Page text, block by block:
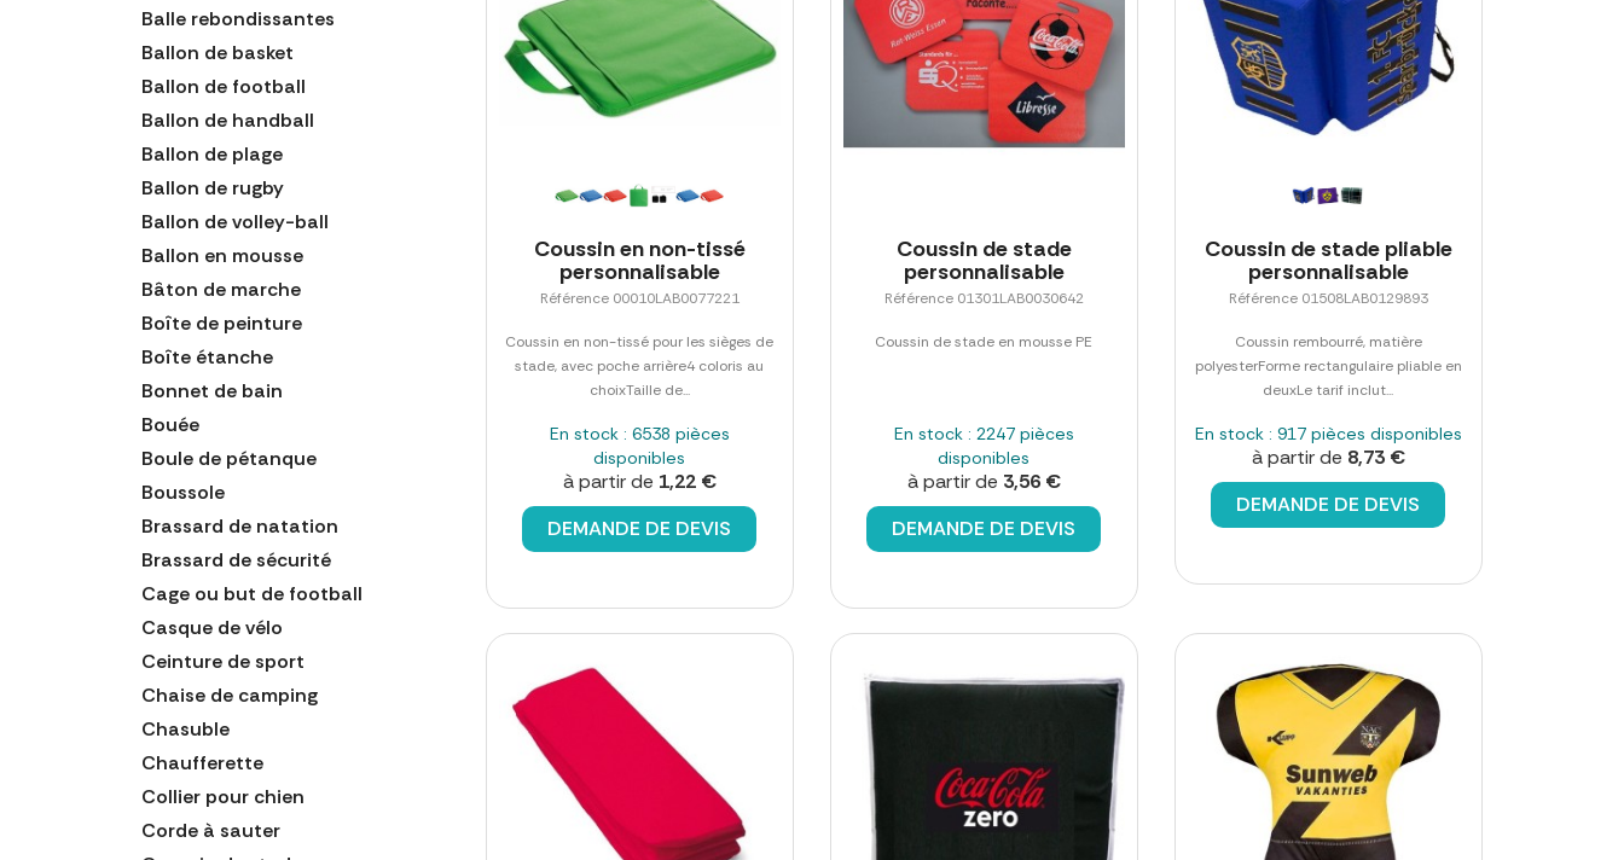
Balle rebondissantes
Ballon de basket
Ballon de football
Ballon de handball
Ballon de plage
Ballon de rugby
Ballon de volley-ball
Ballon en mousse
Bâton de marche
Boîte de peinture
Boîte étanche
Bonnet de bain
Bouée
Boule de pétanque
Boussole
Brassard de natation
Brassard de sécurité
Cage ou but de football
Casque de vélo
Ceinture de sport
Chaise de camping
Chasuble
Chaufferette
Collier pour chien
Corde à sauter
Coussin en non-tissé
personnalisable
Référence 00010LAB0077221
Coussin en non-tissé pour les sièges de
stade, avec poche arrière4 coloris au
choixTaille de...
En stock : 6538 pièces
disponibles
à partir de 1,22 €
DEMANDE DE DEVIS
Coussin de stade
personnalisable
Référence 01301LAB0030642
Coussin de stade en mousse PE
En stock : 2247 pièces
disponibles
à partir de 3,56 €
DEMANDE DE DEVIS
Coussin de stade pliable
personnalisable
Référence 01508LAB0129893
Coussin rembourré, matière
polyesterForme rectangulaire pliable en
deuxLe tarif inclut...
En stock : 917 pièces disponibles
à partir de 8,73 €
DEMANDE DE DEVIS